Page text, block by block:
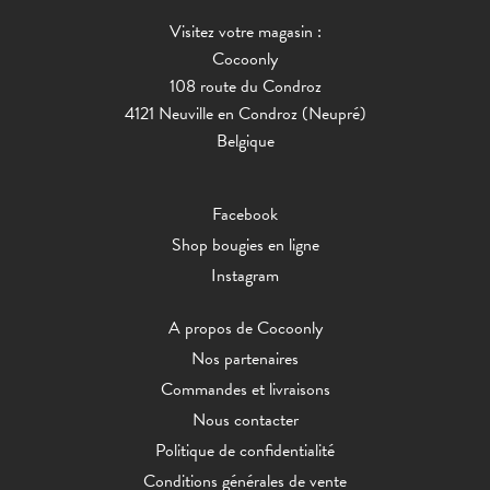
Visitez votre magasin :
Cocoonly
108 route du Condroz
4121 Neuville en Condroz (Neupré)
Belgique
Facebook
Shop bougies en ligne
Instagram
A propos de Cocoonly
Nos partenaires
Commandes et livraisons
Nous contacter
Politique de confidentialité
Conditions générales de vente